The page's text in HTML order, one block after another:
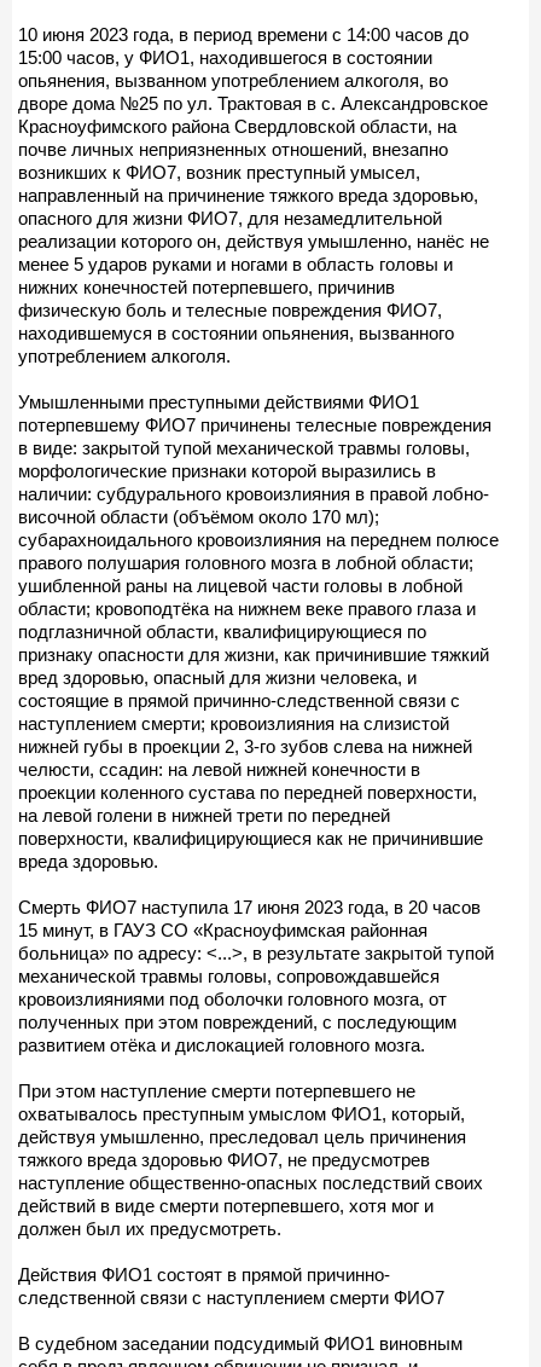
10 июня 2023 года, в период времени с 14:00 часов до
15:00 часов, у ФИО1, находившегося в состоянии
опьянения, вызванном употреблением алкоголя, во
дворе дома №25 по ул. Трактовая в с. Александровское
Красноуфимского района Свердловской области, на
почве личных неприязненных отношений, внезапно
возникших к ФИО7, возник преступный умысел,
направленный на причинение тяжкого вреда здоровью,
опасного для жизни ФИО7, для незамедлительной
реализации которого он, действуя умышленно, нанёс не
менее 5 ударов руками и ногами в область головы и
нижних конечностей потерпевшего, причинив
физическую боль и телесные повреждения ФИО7,
находившемуся в состоянии опьянения, вызванного
употреблением алкоголя.
Умышленными преступными действиями ФИО1
потерпевшему ФИО7 причинены телесные повреждения
в виде: закрытой тупой механической травмы головы,
морфологические признаки которой выразились в
наличии: субдурального кровоизлияния в правой лобно-
височной области (объёмом около 170 мл);
субарахноидального кровоизлияния на переднем полюсе
правого полушария головного мозга в лобной области;
ушибленной раны на лицевой части головы в лобной
области; кровоподтёка на нижнем веке правого глаза и
подглазничной области, квалифицирующиеся по
признаку опасности для жизни, как причинившие тяжкий
вред здоровью, опасный для жизни человека, и
состоящие в прямой причинно-следственной связи с
наступлением смерти; кровоизлияния на слизистой
нижней губы в проекции 2, 3-го зубов слева на нижней
челюсти, ссадин: на левой нижней конечности в
проекции коленного сустава по передней поверхности,
на левой голени в нижней трети по передней
поверхности, квалифицирующиеся как не причинившие
вреда здоровью.
Смерть ФИО7 наступила 17 июня 2023 года, в 20 часов
15 минут, в ГАУЗ СО «Красноуфимская районная
больница» по адресу: <...>, в результате закрытой тупой
механической травмы головы, сопровождавшейся
кровоизлияниями под оболочки головного мозга, от
полученных при этом повреждений, с последующим
развитием отёка и дислокацией головного мозга.
При этом наступление смерти потерпевшего не
охватывалось преступным умыслом ФИО1, который,
действуя умышленно, преследовал цель причинения
тяжкого вреда здоровью ФИО7, не предусмотрев
наступление общественно-опасных последствий своих
действий в виде смерти потерпевшего, хотя мог и
должен был их предусмотреть.
Действия ФИО1 состоят в прямой причинно-
следственной связи с наступлением смерти ФИО7
В судебном заседании подсудимый ФИО1 виновным